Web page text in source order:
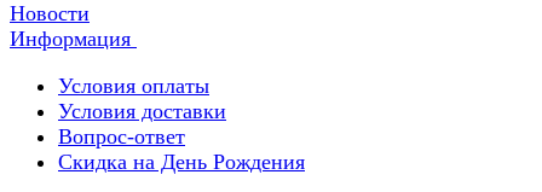
Новости
Информация
Условия оплаты
Условия доставки
Вопрос-ответ
Скидка на День Рождения